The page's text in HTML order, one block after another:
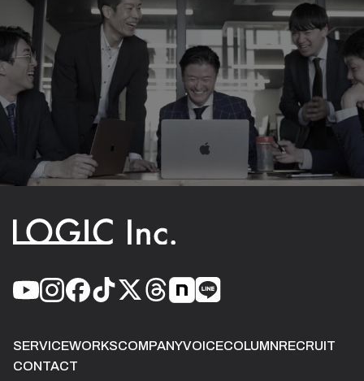
SERVICEWORKSCOMPANYVOICECOLUMNRECRUIT
CONTACT